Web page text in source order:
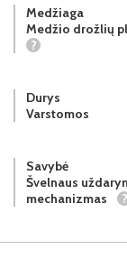
Medžiaga
Medžio drožlių
?
Durys
Varstomos
Savybė
Švelnaus
mechanizmas
?